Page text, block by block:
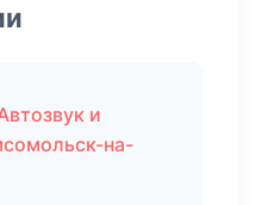
и
на-